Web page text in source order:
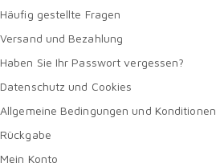
Häufig gestellte Fragen
Versand und Bezahlung
Haben Sie Ihr Passwort vergessen?
Datenschutz und Cookies
Allgemeine Bedingungen und Konditionen
Rückgabe
Mein Konto